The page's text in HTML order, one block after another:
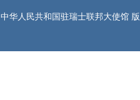
中华人民共和国驻瑞士联邦大使馆